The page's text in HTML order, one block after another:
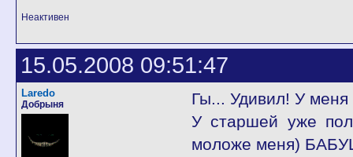
Неактивен
15.05.2008 09:51:47
Laredo
Добрыня
Гы... Удивил! У
У старшей уже
моложе меня)